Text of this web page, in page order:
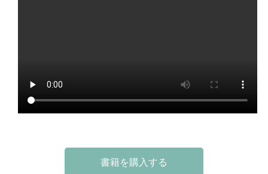
書籍を購入する